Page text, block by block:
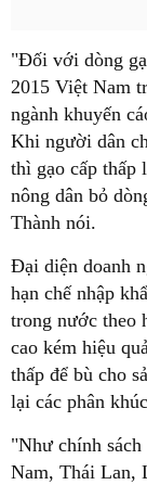
"Đối với dòng
2015 Việt Nam
ngành khuyến
Khi người dân
thì gạo cấp thấp
nông dân bỏ
Thành nói.
Đại diện doanh
hạn chế nhập
trong nước theo
cao kém hiệu
thấp để bù cho
lại các phân
"Như chính
Nam, Thái Lan,